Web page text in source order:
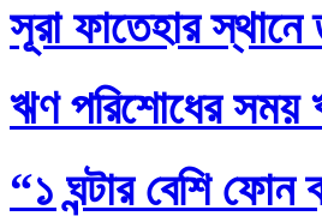
সূরা ফাতেহার
ঋণ পরিশোধের সময়
“১ ঘন্টার বেশি